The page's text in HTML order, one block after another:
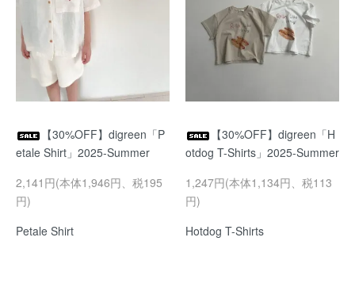
【30%OFF】digreen「P
etale Shirt」2025-Summer
2,141円(本体1,946円、税195
円)
Petale Shirt
【30%OFF】digreen「H
otdog T-Shirts」2025-Summer
1,247円(本体1,134円、税113
円)
Hotdog T-Shirts